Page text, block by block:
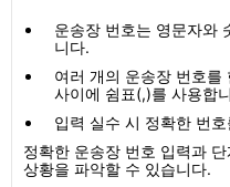
운송장 번호는 영문자와
니다.
여러 개의 운송장 번호를
사이에 쉼표(,)를 사용합
입력 실수 시 정확한 번
정확한 운송장 번호 입력과
상황을 파악할 수 있습니다.